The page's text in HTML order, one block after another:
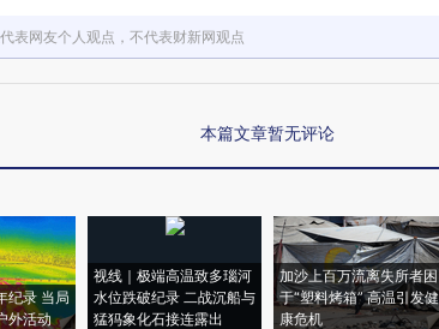
表网友个人观点，不代表财新网观点
本篇文章暂无评论
纪录 当局
外活动
视线｜极端高温致多瑙河
水位跌破纪录 二战沉船与
猛犸象化石接连露出
加沙上百万流离失所者困
于“塑料烤箱” 高温引发健
康危机